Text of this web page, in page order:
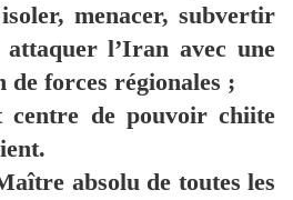
menacer, subvertir
l’Iran avec une
de forces régionales ;
centre de pouvoir chiite
absolu de toutes les